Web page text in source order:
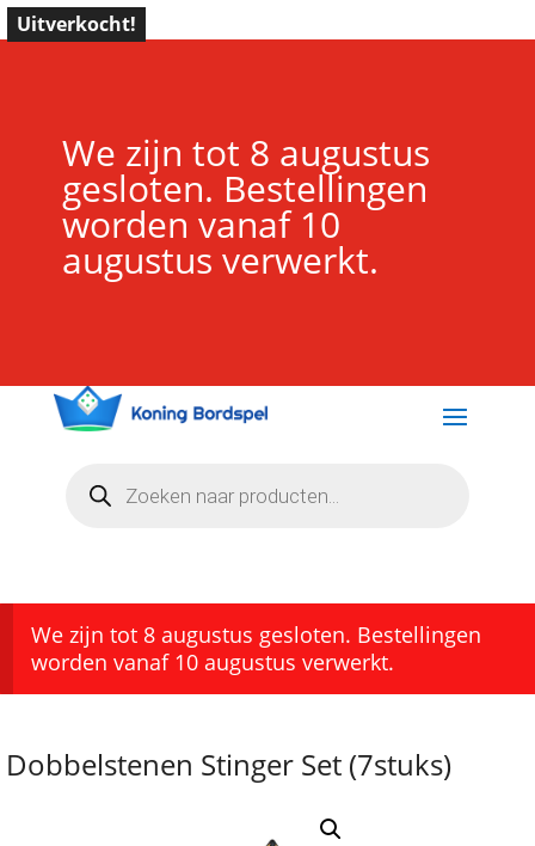
We zijn tot 8 augustus
gesloten. Bestellingen
worden vanaf 10
augustus verwerkt.
zoeken
We zijn tot 8 augustus gesloten. Bestellingen
worden vanaf 10 augustus verwerkt.
Uitverkocht!
Dobbelstenen Stinger Set (7stuks)